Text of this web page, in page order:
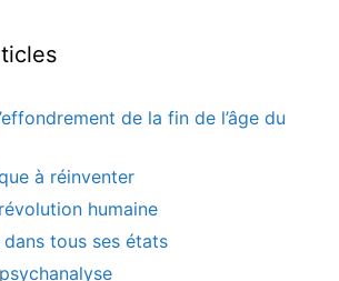
de la fin de l’âge du
à réinventer
humaine
dans tous ses états